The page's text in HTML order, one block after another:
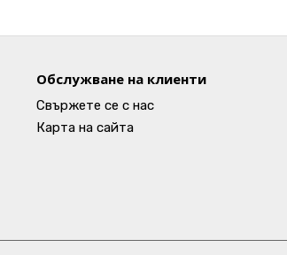
Обслужване на клиенти
Свържете се с нас
Карта на сайта